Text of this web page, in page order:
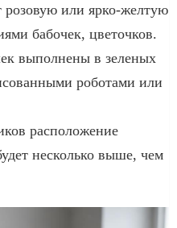
или ярко-желтую
бабочек, цветочков.
выполнены в зеленых
роботами или
расположение
несколько выше, чем